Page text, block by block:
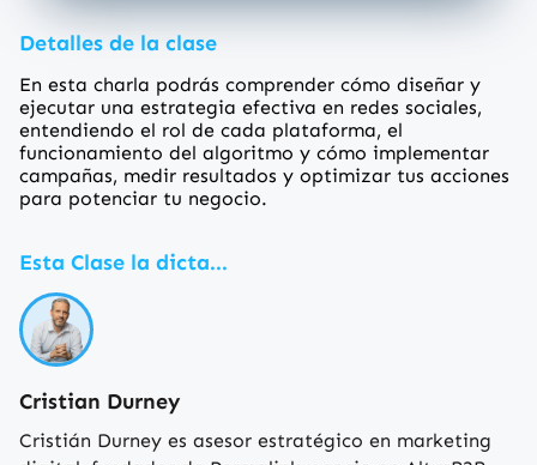
Detalles de la clase
En esta charla podrás comprender cómo diseñar y
ejecutar una estrategia efectiva en redes sociales,
entendiendo el rol de cada plataforma, el
funcionamiento del algoritmo y cómo implementar
campañas, medir resultados y optimizar tus acciones
para potenciar tu negocio.
Esta Clase la dicta...
Cristian Durney
Cristián Durney es asesor estratégico en marketing